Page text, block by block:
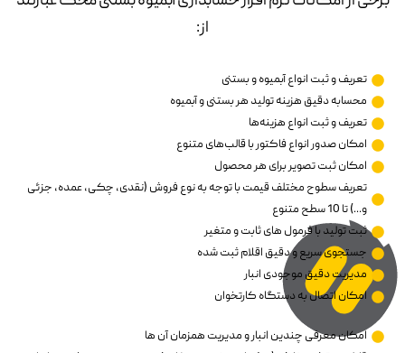
از:
تعریف و ثبت انواع آبمیوه و بستنی
محسابه دقیق هزینه تولید هر بستنی و آبمیوه
تعریف و ثبت انواع هزینه‌ها
امکان صدور انواع فاکتور با قالب‌های متنوع
امکان ثبت تصویر برای هر محصول
تعریف سطوح مختلف قیمت با توجه به نوع فروش (نقدی، چکی، عمده، جزئی
و...) تا 10 سطح متنوع
ثبت تولید با فرمول های ثابت و متغیر
جستجوی سریع و دقیق اقلام ثبت شده
مدیریت دقیق موجودی انبار
امکان اتصال به دستگاه کارتخوان
امکان معرفی چندین انبار و مدیریت همزمان آن ها